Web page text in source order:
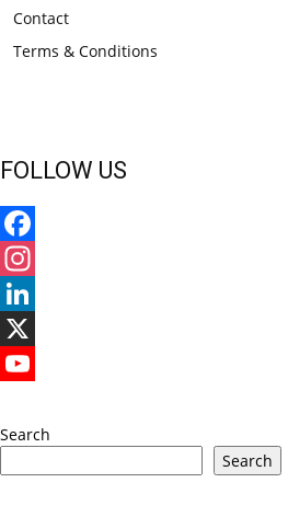
Contact
Terms & Conditions
FOLLOW US
Facebook
Instagram
LinkedIn
X
Search
Search